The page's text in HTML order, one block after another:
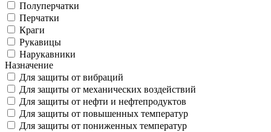
Полуперчатки
Перчатки
Краги
Рукавицы
Нарукавники
Назначение
Для защиты от вибраций
Для защиты от механических воздействий
Для защиты от нефти и нефтепродуктов
Для защиты от повышенных температур
Для защиты от пониженных температур